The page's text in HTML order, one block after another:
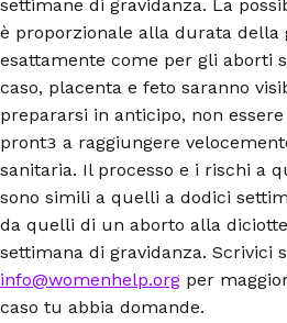
settimane di gravidanza. La
è proporzionale alla durata della
esattamente come per gli aborti
caso, placenta e feto saranno
prepararsi in anticipo, non
prontɜ a raggiungere
sanitaria. Il processo e i rischi a
sono simili a quelli a dodici
da quelli di un aborto alla
settimana di gravidanza. Scrivici
info@womenhelp.org per
caso tu abbia domande.